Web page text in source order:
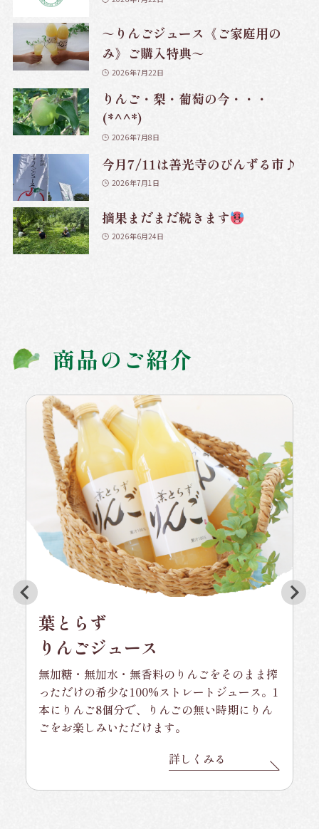
～りんごジュース《ご家庭用の
み》ご購入特典～
2026年7月22日
りんご・梨・葡萄の今・・・
(*^^*)
2026年7月8日
今月7/11は善光寺のびんずる市♪
2026年7月1日
摘果まだまだ続きます
2026年6月24日
商品のご紹介
葉とらず
りんごジュース
無加糖・無加水・無香料のりんごをそのまま搾
っただけの希少な100%ストレートジュース。1
本にりんご8個分で、りんごの無い時期にりん
ごをお楽しみいただけます。
詳しくみる